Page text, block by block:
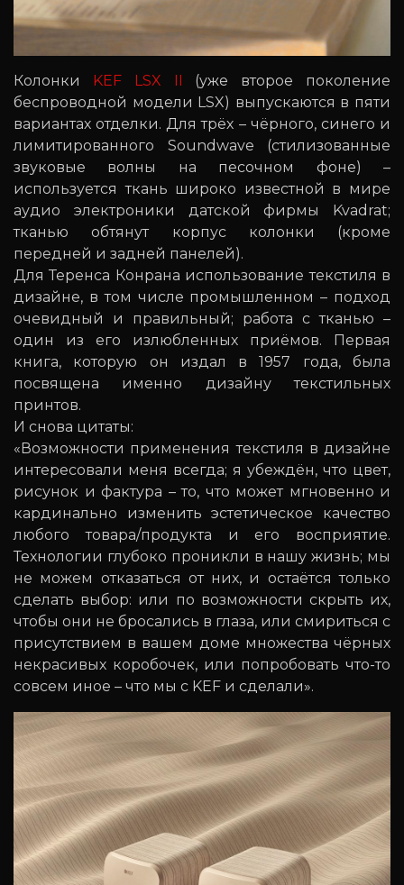
Колонки KEF LSX II (уже второе поколение
беспроводной модели LSX) выпускаются в пяти
вариантах отделки. Для трёх – чёрного, синего и
лимитированного Soundwave (стилизованные
звуковые волны на песочном фоне) –
используется ткань широко известной в мире
аудио электроники датской фирмы Kvadrat;
тканью обтянут корпус колонки (кроме
передней и задней панелей).
Для Теренса Конрана использование текстиля в
дизайне, в том числе промышленном – подход
очевидный и правильный; работа с тканью –
один из его излюбленных приёмов. Первая
книга, которую он издал в 1957 года, была
посвящена именно дизайну текстильных
принтов.
И снова цитаты:
«Возможности применения текстиля в дизайне
интересовали меня всегда; я убеждён, что цвет,
рисунок и фактура – то, что может мгновенно и
кардинально изменить эстетическое качество
любого товара/продукта и его восприятие.
Технологии глубоко проникли в нашу жизнь; мы
не можем отказаться от них, и остаётся только
сделать выбор: или по возможности скрыть их,
чтобы они не бросались в глаза, или смириться с
присутствием в вашем доме множества чёрных
некрасивых коробочек, или попробовать что-то
совсем иное – что мы с KEF и сделали».